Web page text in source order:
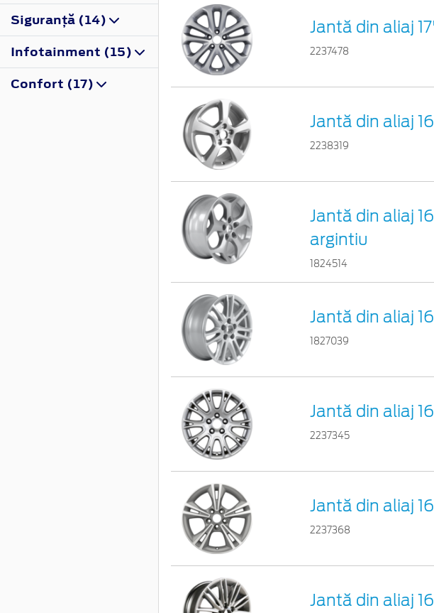
Siguranţă (14)
Infotainment (15)
Confort (17)
Jantă din aliaj
2237478
Jantă din aliaj
2238319
Jantă din aliaj
argintiu
1824514
Jantă din aliaj
1827039
Jantă din aliaj
2237345
Jantă din aliaj
2237368
Jantă din aliaj